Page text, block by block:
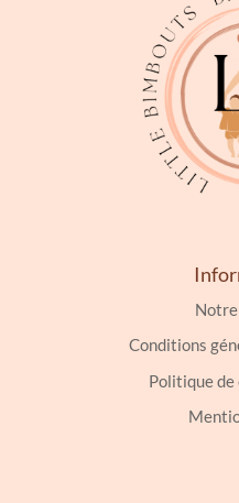
Conditions
Politique